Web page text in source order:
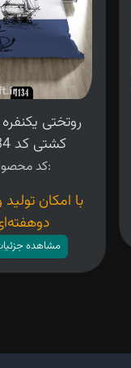
روتختی
کشتی کد 1134
کد محصول:
با امکان
مشاهده